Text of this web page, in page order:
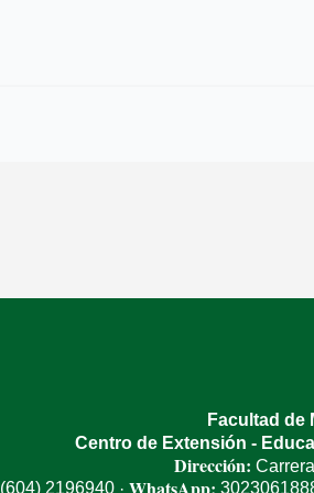
Facultad de
Centro de Extensión -
Dirección:
(604) 2196940· WhatsApp: